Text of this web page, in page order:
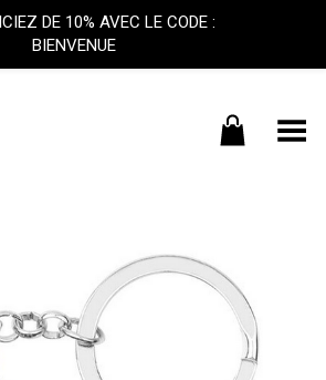
Basculer le menu
DE 10% AVEC LE CODE :
BIENVENUE